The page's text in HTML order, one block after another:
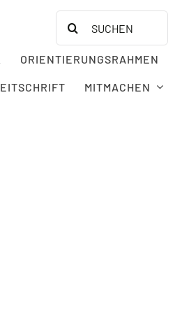
Search
for:
ORIENTIERUNGSRAHMEN
MITMACHEN